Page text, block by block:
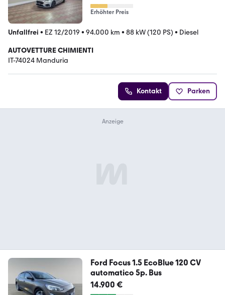
Erhöhter Preis
Unfallfrei • EZ 12/2019 • 94.000 km • 88 kW (120 PS) • Diesel
AUTOVETTURE CHIMIENTI
IT-74024 Manduria
Kontakt Parken
Ford Focus 1.5 EcoBlue 120 CV
automatico 5p. Bus
14.900 €